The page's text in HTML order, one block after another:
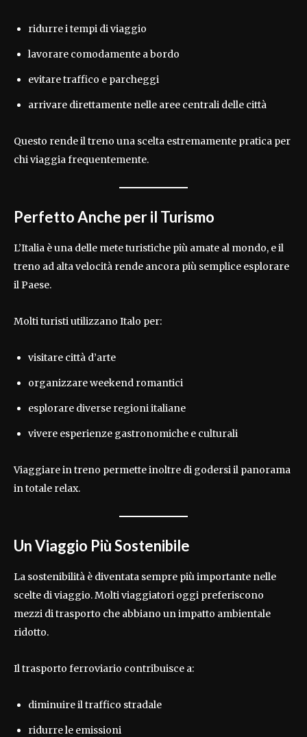
ridurre i tempi di viaggio
lavorare comodamente a bordo
evitare traffico e parcheggi
arrivare direttamente nelle aree centrali delle città
Questo rende il treno una scelta estremamente pratica per
chi viaggia frequentemente.
Perfetto Anche per il Turismo
L’Italia è una delle mete turistiche più amate al mondo, e il
treno ad alta velocità rende ancora più semplice esplorare
il Paese.
Molti turisti utilizzano Italo per:
visitare città d’arte
organizzare weekend romantici
esplorare diverse regioni italiane
vivere esperienze gastronomiche e culturali
Viaggiare in treno permette inoltre di godersi il panorama
in totale relax.
Un Viaggio Più Sostenibile
La sostenibilità è diventata sempre più importante nelle
scelte di viaggio. Molti viaggiatori oggi preferiscono
mezzi di trasporto che abbiano un impatto ambientale
ridotto.
Il trasporto ferroviario contribuisce a:
diminuire il traffico stradale
ridurre le emissioni